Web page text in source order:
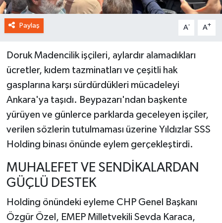
Paylaş A- A+
Doruk Madencilik işçileri, aylardır alamadıkları
ücretler, kıdem tazminatları ve çeşitli hak
gasplarına karşı sürdürdükleri mücadeleyi
Ankara'ya taşıdı. Beypazarı'ndan başkente
yürüyen ve günlerce parklarda geceleyen işçiler,
verilen sözlerin tutulmaması üzerine Yıldızlar SSS
Holding binası önünde eylem gerçekleştirdi.
MUHALEFET VE SENDİKALARDAN
GÜÇLÜ DESTEK
Holding önündeki eyleme CHP Genel Başkanı
Özgür Özel, EMEP Milletvekili Sevda Karaca,